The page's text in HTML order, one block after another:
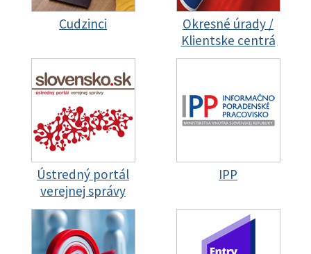
Cudzinci
Okresné úrady /
Klientske centrá
Ústredný portál
verejnej správy
IPP